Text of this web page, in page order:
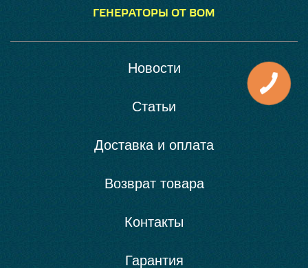
ГЕНЕРАТОРЫ ОТ ВОМ
Новости
Статьи
Доставка и оплата
Возврат товара
Контакты
Гарантия